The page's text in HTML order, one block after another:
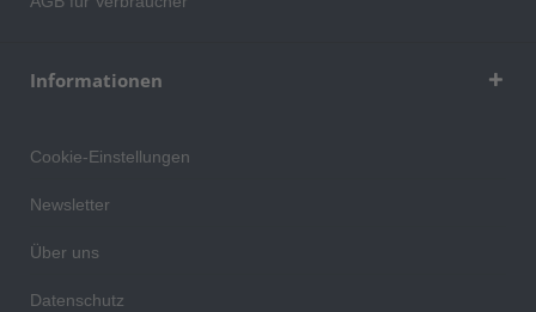
Informationen
Cookie-Einstellungen
Newsletter
Über uns
Datenschutz